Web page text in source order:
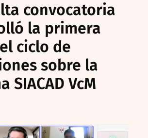
convocatoria
la primera
ciclo de
sobre la
SIACAD VcM